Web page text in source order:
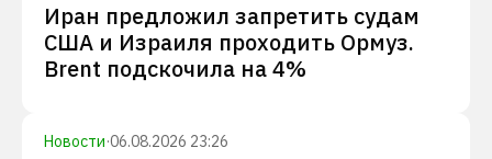
Иран предложил запретить судам
США и Израиля проходить Ормуз.
Brent подскочила на 4%
Новости·06.08.2026 23:26